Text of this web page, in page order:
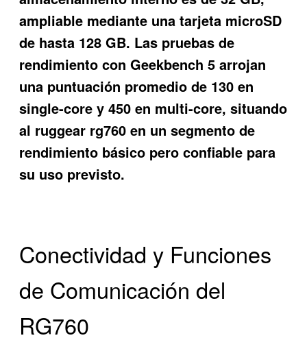
ampliable mediante una tarjeta microSD
de hasta 128 GB. Las pruebas de
rendimiento con Geekbench 5 arrojan
una puntuación promedio de 130 en
single-core y 450 en multi-core, situando
al ruggear rg760 en un segmento de
rendimiento básico pero confiable para
su uso previsto.
Conectividad y Funciones
de Comunicación del
RG760